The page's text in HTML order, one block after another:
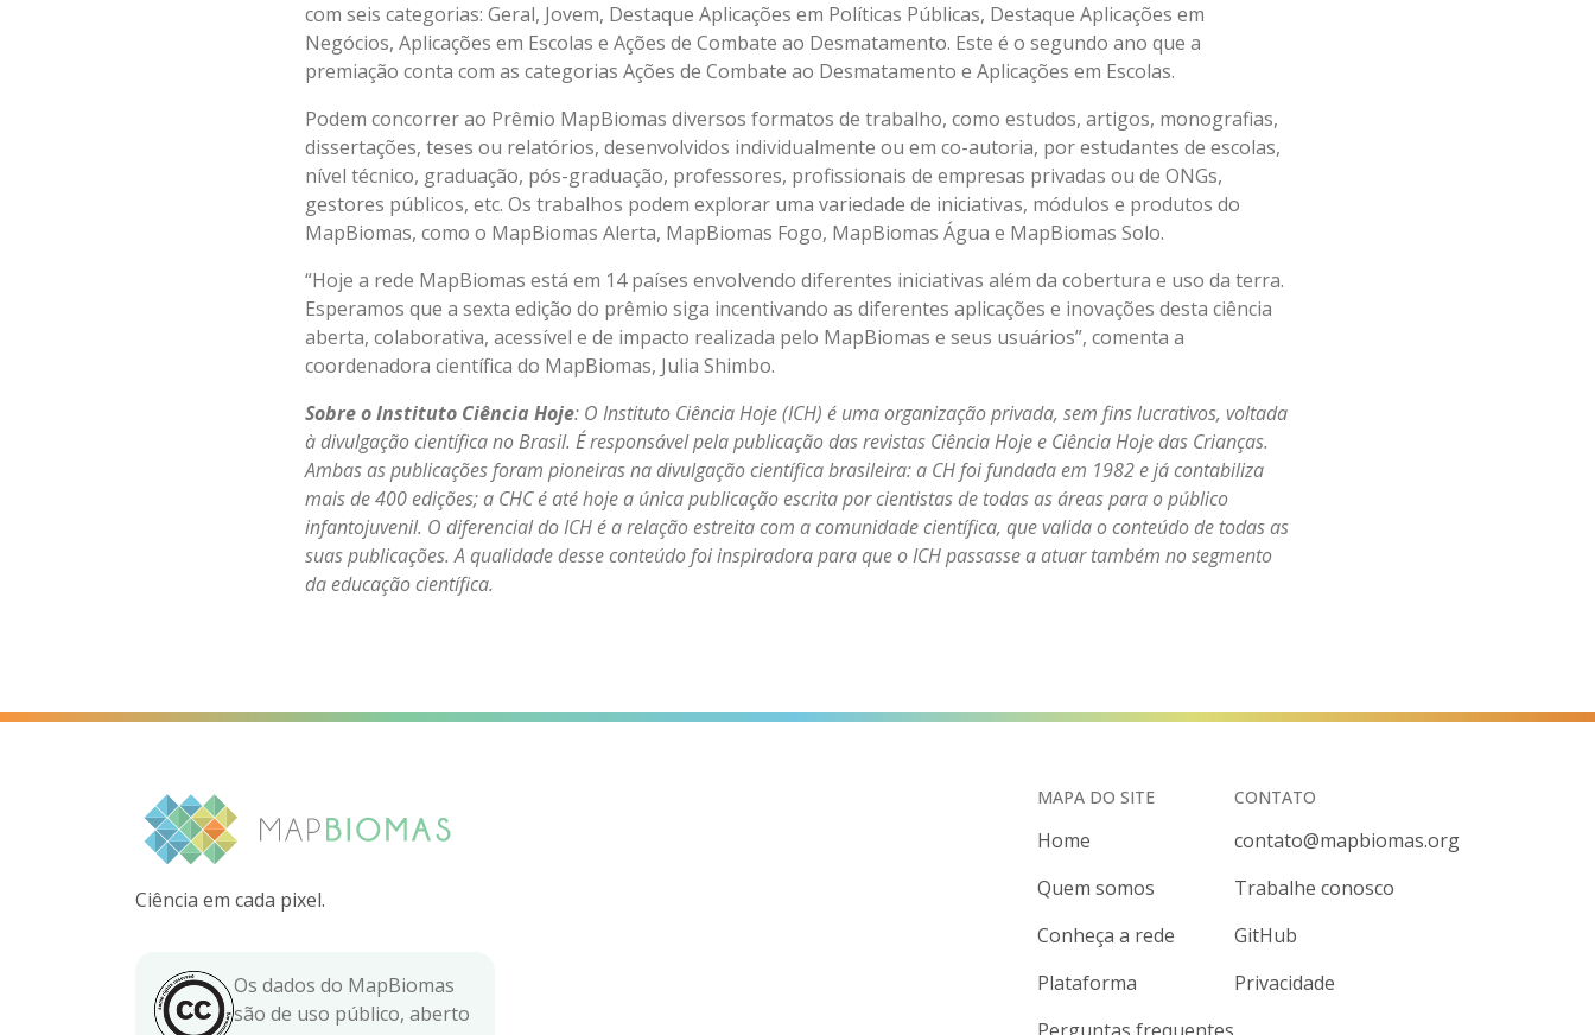
com seis categorias: Geral, Jovem, Destaque Aplicações em Políticas Públicas, Destaque Aplicações em
Negócios, Aplicações em Escolas e Ações de Combate ao Desmatamento. Este é o segundo ano que a
premiação conta com as categorias Ações de Combate ao Desmatamento e Aplicações em Escolas.
Podem concorrer ao Prêmio MapBiomas diversos formatos de trabalho, como estudos, artigos, monografias,
dissertações, teses ou relatórios, desenvolvidos individualmente ou em co-autoria, por estudantes de escolas,
nível técnico, graduação, pós-graduação, professores, profissionais de empresas privadas ou de ONGs,
gestores públicos, etc. Os trabalhos podem explorar uma variedade de iniciativas, módulos e produtos do
MapBiomas, como o MapBiomas Alerta, MapBiomas Fogo, MapBiomas Água e MapBiomas Solo.
“Hoje a rede MapBiomas está em 14 países envolvendo diferentes iniciativas além da cobertura e uso da terra.
Esperamos que a sexta edição do prêmio siga incentivando as diferentes aplicações e inovações desta ciência
aberta, colaborativa, acessível e de impacto realizada pelo MapBiomas e seus usuários”, comenta a
coordenadora científica do MapBiomas, Julia Shimbo.
Sobre o Instituto Ciência Hoje: O Instituto Ciência Hoje (ICH) é uma organização privada, sem fins lucrativos, voltada
à divulgação científica no Brasil. É responsável pela publicação das revistas Ciência Hoje e Ciência Hoje das Crianças.
Ambas as publicações foram pioneiras na divulgação científica brasileira: a CH foi fundada em 1982 e já contabiliza
mais de 400 edições; a CHC é até hoje a única publicação escrita por cientistas de todas as áreas para o público
infantojuvenil. O diferencial do ICH é a relação estreita com a comunidade científica, que valida o conteúdo de todas as
suas publicações. A qualidade desse conteúdo foi inspiradora para que o ICH passasse a atuar também no segmento
da educação científica.
Ciência em cada pixel.
Os dados do MapBiomas
são de uso público, aberto
MAPA DO SITE
Home
Quem somos
Conheça a rede
Plataforma
CONTATO
contato@mapbiomas.org
Trabalhe conosco
GitHub
Privacidade